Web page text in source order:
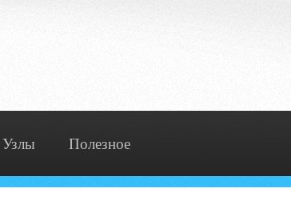
Узлы Полезное